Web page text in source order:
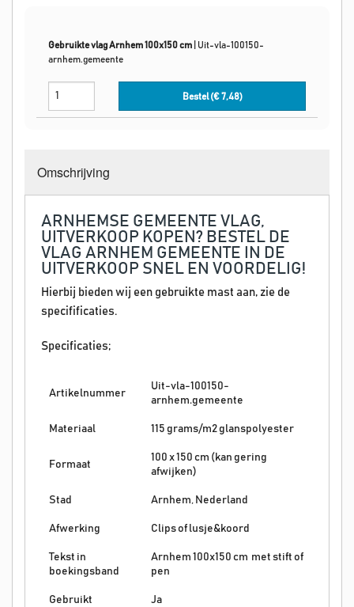
Gebruikte vlag Arnhem 100x150 cm
Uit-vla-100150-
arnhem.gemeente
Bestel (€7,48)
Omschrijving
ARNHEMSE GEMEENTE VLAG,
UITVERKOOP KOPEN? BESTEL DE
VLAG ARNHEM GEMEENTE IN DE
UITVERKOOP SNEL EN VOORDELIG!
Hierbij bieden wij een gebruikte mast aan, zie de
specifificaties.
Specificaties;
Artikelnummer
Uit-vla-100150-
arnhem.gemeente
Materiaal 115 grams/m2 glanspolyester
Formaat
100 x 150 cm (kan gering
afwijken)
Stad Arnhem, Nederland
Afwerking Clips of lusje&koord
Tekst in
boekingsband
Arnhem 100x150 cm met stift of
pen
Gebruikt Ja